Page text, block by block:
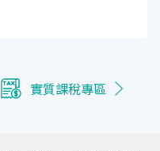
實質課稅專區